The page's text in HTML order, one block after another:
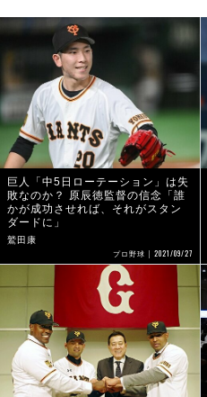
巨人「中5日ローテーション」は失
敗なのか？ 原辰徳監督の信念「誰
かが成功させれば、それがスタン
ダードに」
鷲田康
プロ野球 2021/09/27